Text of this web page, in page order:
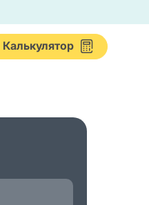
Калькулятор